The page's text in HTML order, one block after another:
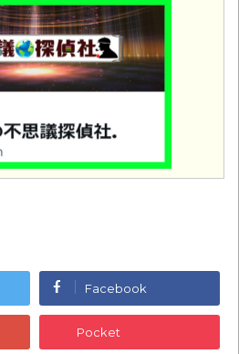
Facebook
Pocket